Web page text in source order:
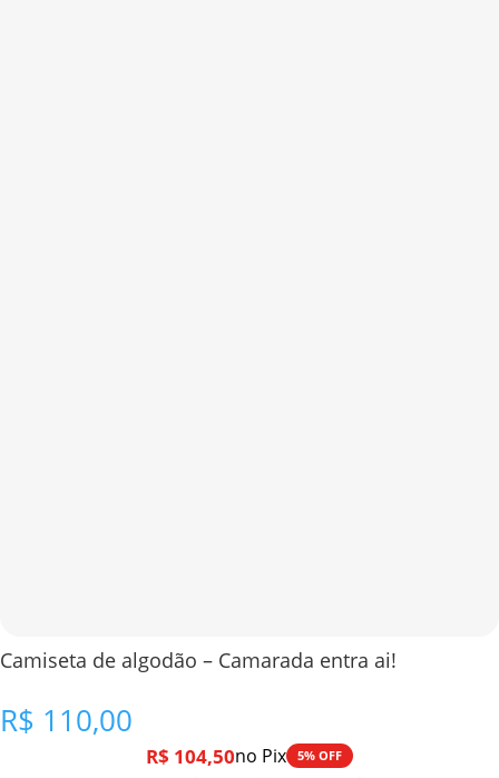
Camiseta de algodão – Camarada entra ai!
R$ 110,00
R$ 104,50no Pix 5% OFF